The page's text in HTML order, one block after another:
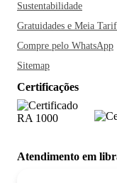
Sustentabilidade
Gratuidades e Meia
Compre pelo WhatsApp
Sitemap
Certificações
Atendimento em